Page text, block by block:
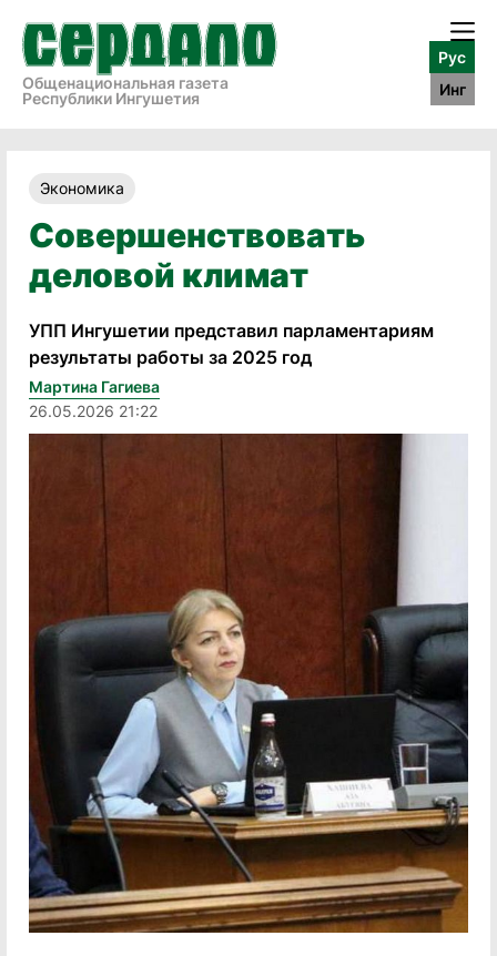
Общенациональная газета
Республики Ингушетия
Рус
Инг
Экономика
Совершенствовать
деловой климат
УПП Ингушетии представил парламентариям
результаты работы за 2025 год
Мартина Гагиева
26.05.2026 21:22